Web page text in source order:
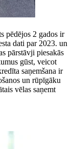
pēdējos 2 gados ir
dati par 2023. un
pārstāvji piesakās
gūst, veicot
saņemšana ir
un rūpīgāku
vēlas saņemt